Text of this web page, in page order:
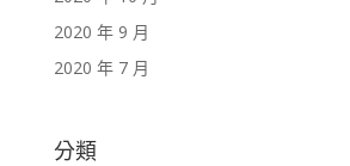
2020 年 9 月
2020 年 7 月
分類